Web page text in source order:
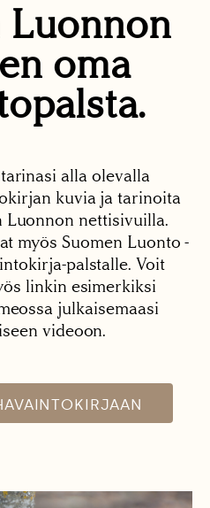
Luonnon
oma
alla olevalla
kuvia ja tarinoita
Luonnon nettisivuilla.
myös Suomen Luonto -
palstalle. Voit
linkin esimerkiksi
julkaisemaasi
videoon.